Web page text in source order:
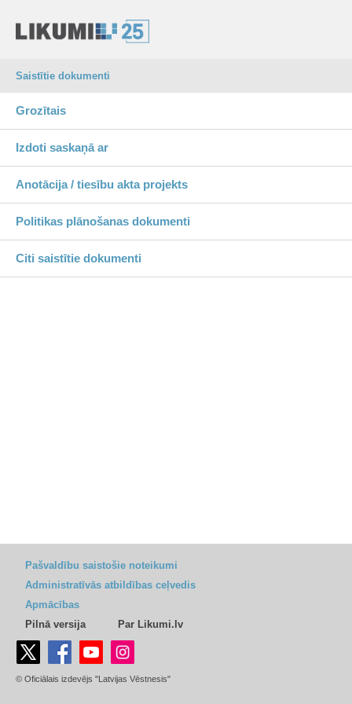
Saistītie dokumenti
Grozītais
Izdoti saskaņā ar
Anotācija / tiesību akta projekts
Politikas plānošanas dokumenti
Citi saistītie dokumenti
Pašvaldību saistošie noteikumi
Administratīvās atbildības ceļvedis
Apmācības
Pilnā versija
Par Likumi.lv
© Oficiālais izdevējs "Latvijas Vēstnesis"